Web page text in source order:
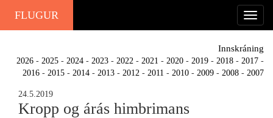
FLUGUR
Innskráning
2026 - 2025 - 2024 - 2023 - 2022 - 2021 - 2020 - 2019 - 2018 - 2017 -
2016 - 2015 - 2014 - 2013 - 2012 - 2011 - 2010 - 2009 - 2008 - 2007
24.5.2019
Kropp og árás himbrimans